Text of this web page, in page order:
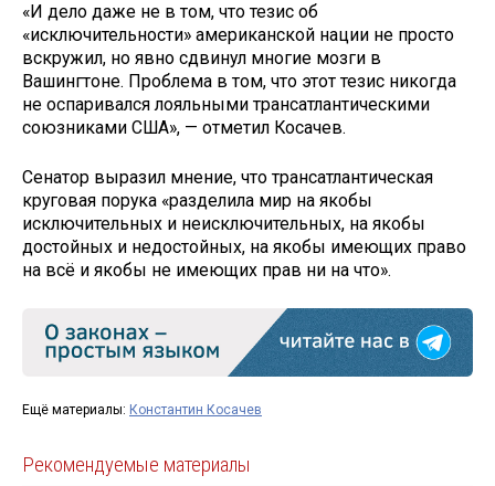
«И дело даже не в том, что тезис об
«исключительности» американской нации не просто
вскружил, но явно сдвинул многие мозги в
Вашингтоне. Проблема в том, что этот тезис никогда
не оспаривался лояльными трансатлантическими
союзниками США», — отметил Косачев.
Сенатор выразил мнение, что трансатлантическая
круговая порука «разделила мир на якобы
исключительных и неисключительных, на якобы
достойных и недостойных, на якобы имеющих право
на всё и якобы не имеющих прав ни на что».
Ещё материалы: Константин Косачев
Рекомендуемые материалы